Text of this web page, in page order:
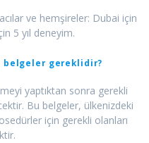
ve hemşireler: Dubai için
5 yıl deneyim.
belgeler gereklidir?
yaptıktan sonra gerekli
Bu belgeler, ülkenizdeki
için gerekli olanları